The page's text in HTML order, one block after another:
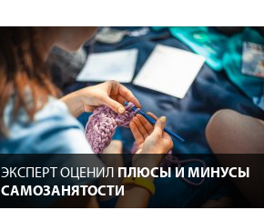
ЭКСПЕРТ ОЦЕНИЛ ПЛЮСЫ И МИНУСЫ
САМОЗАНЯТОСТИ